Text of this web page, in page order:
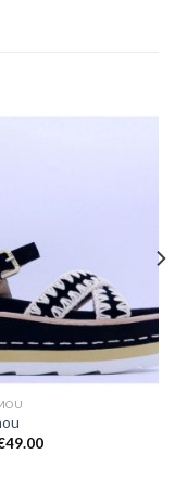
49.00